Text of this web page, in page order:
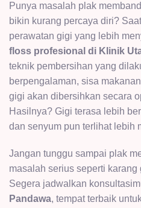
Punya masalah plak
bikin kurang percaya diri?
perawatan gigi yang lebih
floss profesional di Klinik
teknik pembersihan yang
berpengalaman, sisa
gigi akan dibersihkan secara
Hasilnya? Gigi terasa lebih
dan senyum pun terlihat lebih
Jangan tunggu sampai plak
masalah serius seperti
Segera jadwalkan
Pandawa, tempat terbaik